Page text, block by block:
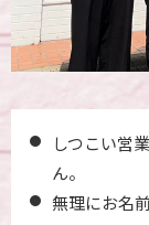
しつこい営
ん。
無理にお名